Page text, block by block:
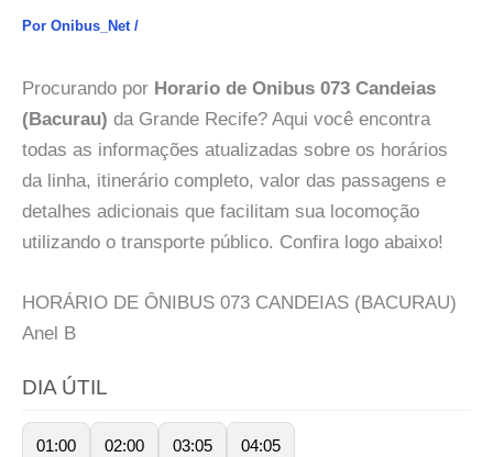
Por Onibus_Net /
Procurando por Horario de Onibus 073 Candeias
(Bacurau) da Grande Recife? Aqui você encontra
todas as informações atualizadas sobre os horários
da linha, itinerário completo, valor das passagens e
detalhes adicionais que facilitam sua locomoção
utilizando o transporte público. Confira logo abaixo!
HORÁRIO DE ÔNIBUS 073 CANDEIAS (BACURAU)
Anel
B
DIA ÚTIL
01:00 02:00 03:05 04:05